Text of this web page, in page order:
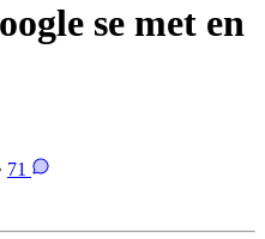
se met en
71